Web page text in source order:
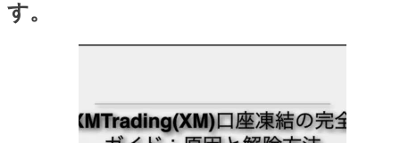
す。